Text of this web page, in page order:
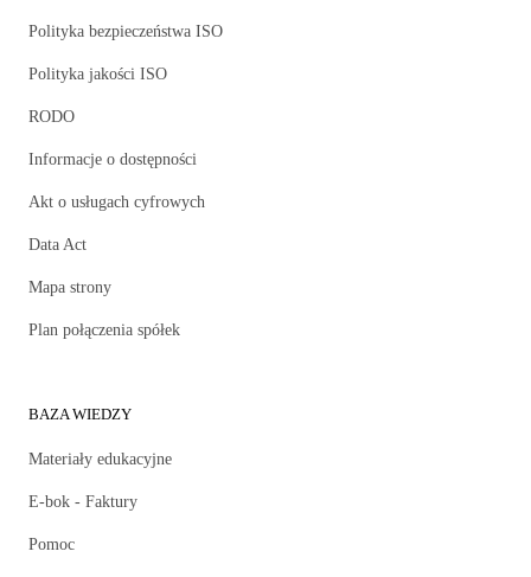
Polityka bezpieczeństwa ISO
Polityka jakości ISO
RODO
Informacje o dostępności
Akt o usługach cyfrowych
Data Act
Mapa strony
Plan połączenia spółek
BAZA WIEDZY
Materiały edukacyjne
E-bok - Faktury
Pomoc